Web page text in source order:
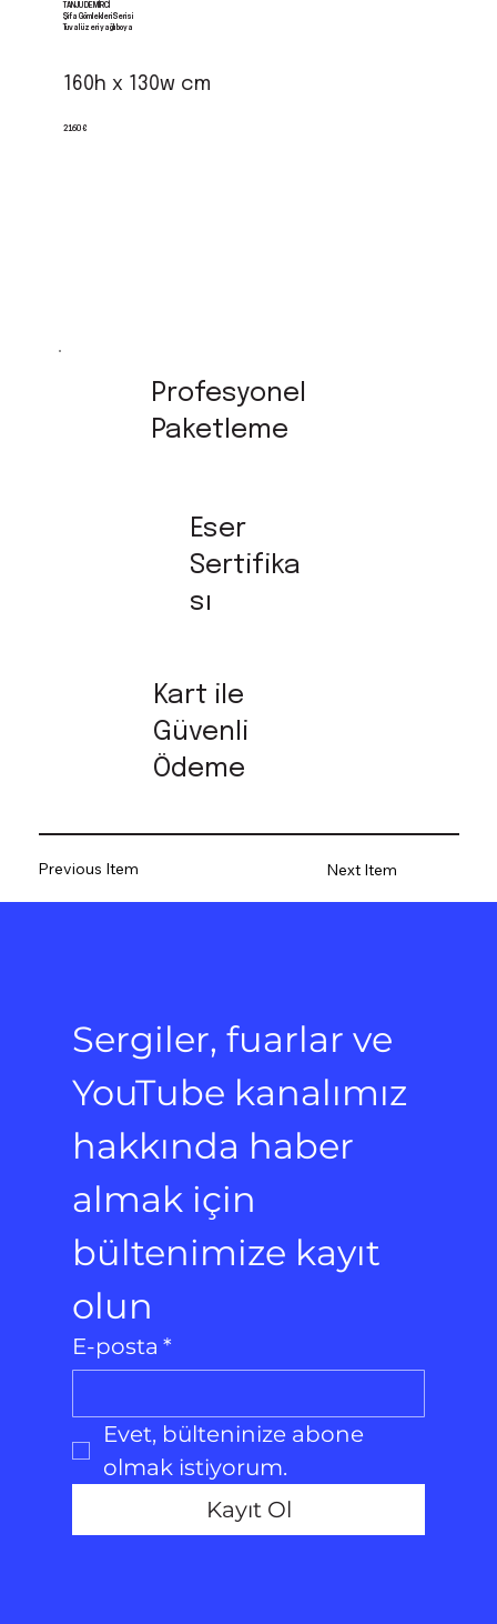
TANJU DEMIRCI
Şifa Gömlekleri Serisi
160h x 130w cm
Tuval üzeri yağlı boya
2160 €
Profesyonel
Paketleme
Eser
Sertifika
sı
Kart ile
Güvenli
Ödeme
Previous Item Next Item
Sergiler, fuarlar ve
YouTube kanalımız
hakkında haber
almak için
bültenimize kayıt
olun
E-posta *
Evet, bülteninize abone
olmak istiyorum.
Kayıt Ol